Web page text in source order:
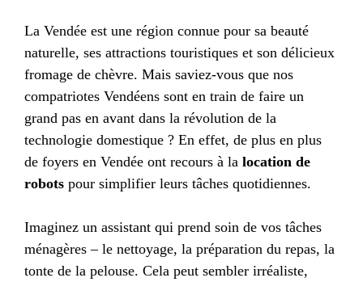
La Vendée est une région connue pour sa beauté
naturelle, ses attractions touristiques et son délicieux
fromage de chèvre. Mais saviez-vous que nos
compatriotes Vendéens sont en train de faire un
grand pas en avant dans la révolution de la
technologie domestique ? En effet, de plus en plus
de foyers en Vendée ont recours à la location de
robots pour simplifier leurs tâches quotidiennes.
Imaginez un assistant qui prend soin de vos tâches
ménagères – le nettoyage, la préparation du repas, la
tonte de la pelouse. Cela peut sembler irréaliste,